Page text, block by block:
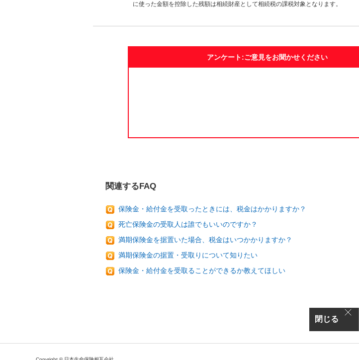
に使った金額を控除した残額は相続財産として相続税の課税対象となります。
アンケート:ご意見をお聞かせください
関連するFAQ
保険金・給付金を受取ったときには、税金はかかりますか？
死亡保険金の受取人は誰でもいいのですか？
満期保険金を据置いた場合、税金はいつかかりますか？
満期保険金の据置・受取りについて知りたい
保険金・給付金を受取ることができるか教えてほしい
閉じる